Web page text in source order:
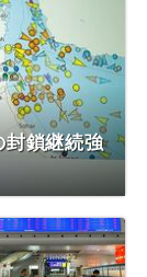
封鎖継続強